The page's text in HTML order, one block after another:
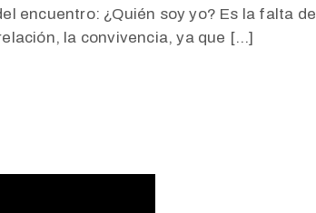
encuentro: ¿Quién soy yo? Es la falta de
la convivencia, ya que […]